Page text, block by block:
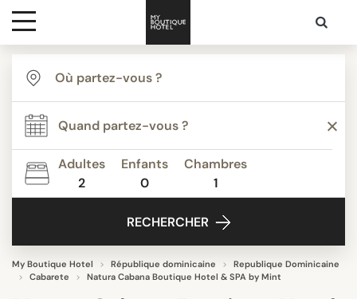
Destinations
Inspiration
Media
Adultes
2
Enfants
0
Chambres
1
RECHERCHER
My Boutique Hotel République dominicaine
Republique Dominicaine
Cabarete
Natura Cabana Boutique Hotel & SPA by Mint